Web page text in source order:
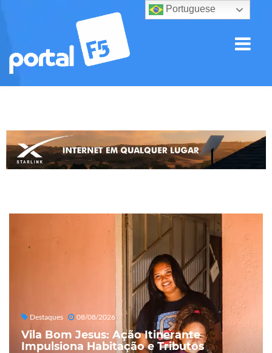
Destaques 08/08/2026
Vila Bom Jesus: Ação Itinerante
Impulsiona Habitação e Tributos
Portuguese